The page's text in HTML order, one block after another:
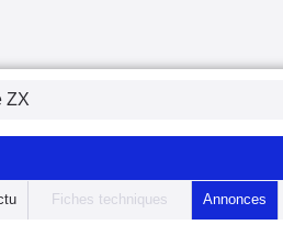
ZX
Fiches techniques Annonces